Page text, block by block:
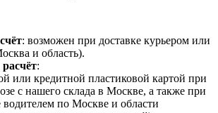
: возможен при доставке курьером или
и область).
:
или кредитной пластиковой картой при
с нашего склада в Москве, а также при
водителем по Москве и области